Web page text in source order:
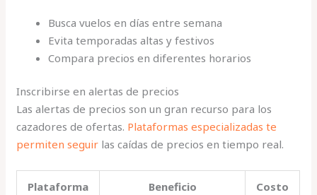
Busca vuelos en días entre semana
Evita temporadas altas y festivos
Compara precios en diferentes horarios
Inscribirse en alertas de precios
Las alertas de precios son un gran recurso para los
cazadores de ofertas. Plataformas especializadas te
permiten seguir las caídas de precios en tiempo real.
Plataforma Beneficio Costo